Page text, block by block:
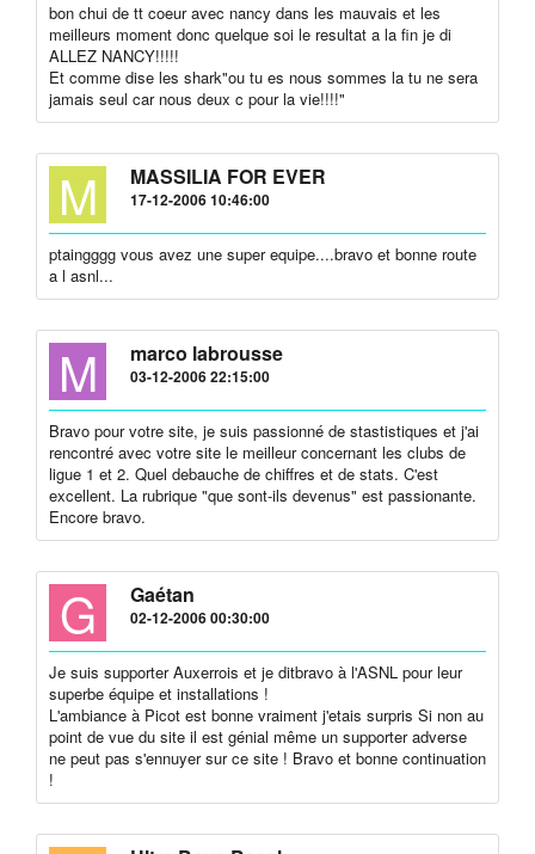
bon chui de tt coeur avec nancy dans les mauvais et les
meilleurs moment donc quelque soi le resultat a la fin je di
ALLEZ NANCY!!!!!
Et comme dise les shark"ou tu es nous sommes la tu ne sera
jamais seul car nous deux c pour la vie!!!!"
M MASSILIA FOR EVER
17-12-2006 10:46:00
ptaingggg vous avez une super equipe....bravo et bonne route
a l asnl...
M marco labrousse
03-12-2006 22:15:00
Bravo pour votre site, je suis passionné de stastistiques et j'ai
rencontré avec votre site le meilleur concernant les clubs de
ligue 1 et 2. Quel debauche de chiffres et de stats. C'est
excellent. La rubrique "que sont-ils devenus" est passionante.
Encore bravo.
G Gaétan
02-12-2006 00:30:00
Je suis supporter Auxerrois et je ditbravo à l'ASNL pour leur
superbe équipe et installations !
L'ambiance à Picot est bonne vraiment j'etais surpris Si non au
point de vue du site il est génial même un supporter adverse
ne peut pas s'ennuyer sur ce site ! Bravo et bonne continuation
!